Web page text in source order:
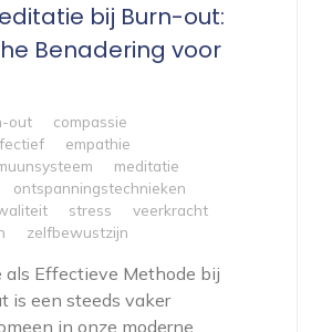
bij Burn-out:
Benadering voor
out
compassie
empathie
meditatie
ontspanningstechnieken
stress
veerkracht
zelfbewustzijn
Effectieve Methode bij
is een steeds vaker
in onze moderne